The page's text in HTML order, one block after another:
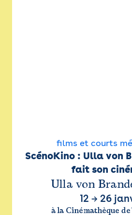
films et courts
ScénoKino : Ulla von
fait son
Ulla von
12 → 26
à la Cinémathèque